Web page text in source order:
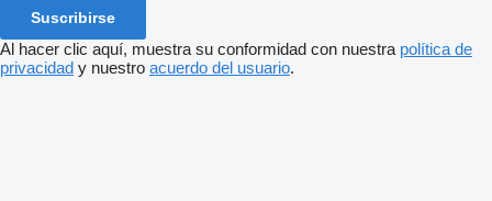
Suscribirse
Al hacer clic aquí, muestra su conformidad con nuestra política de
privacidad y nuestro acuerdo del usuario.